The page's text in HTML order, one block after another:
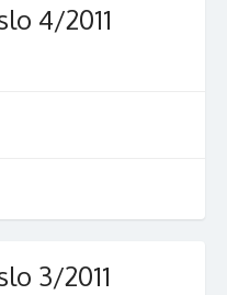
4/2011
3/2011